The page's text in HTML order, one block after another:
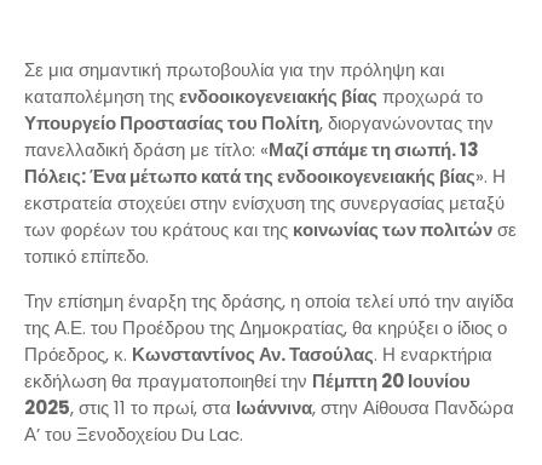
Σε μια σημαντική πρωτοβουλία για την πρόληψη και
καταπολέμηση τηςενδοοικογενειακής βίας προχωρά το
Υπουργείο Προστασίας του Πολίτη, διοργανώνοντας την
πανελλαδική δράση με τίτλο: «Μαζί σπάμε τη σιωπή. 13
Πόλεις: Ένα μέτωπο κατά της ενδοοικογενειακής βίας». Η
εκστρατεία στοχεύει στην ενίσχυση της συνεργασίας μεταξύ
των φορέων του κράτους και της κοινωνίας των πολιτώνσε
τοπικό επίπεδο.
Την επίσημη έναρξη της δράσης, η οποία τελεί υπό την αιγίδα
της Α.Ε. του Προέδρου της Δημοκρατίας, θα κηρύξει ο ίδιος ο
Πρόεδρος, κ. Κωνσταντίνος Αν. Τασούλας. Η εναρκτήρια
εκδήλωση θα πραγματοποιηθεί την Πέμπτη 20 Ιουνίου
2025, στις 11 το πρωί, στα Ιωάννινα, στην Αίθουσα Πανδώρα
Α’ του Ξενοδοχείου Du Lac.